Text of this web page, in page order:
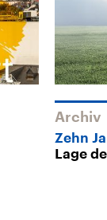
Archiv
Zehn
Lage